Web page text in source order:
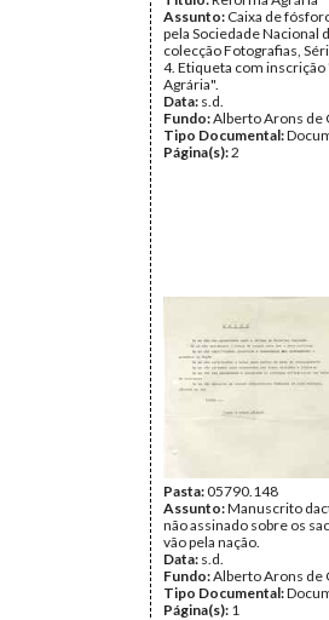
Assunto: Caixa de
pela Sociedade Nacional
colecção Fotografias,
4. Etiqueta com
Agrária".
Data: s.d.
Fundo:Alberto Arons de
Tipo Documental:
Página(s):2
Pasta:05790.148
Assunto:Manuscrito
não assinado sobre os
vão pela nação.
Data: s.d.
Fundo:Alberto Arons de
Tipo Documental:
Página(s): 1